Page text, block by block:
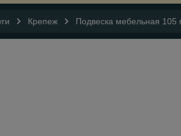
Крепеж Подвеска мебельная 105